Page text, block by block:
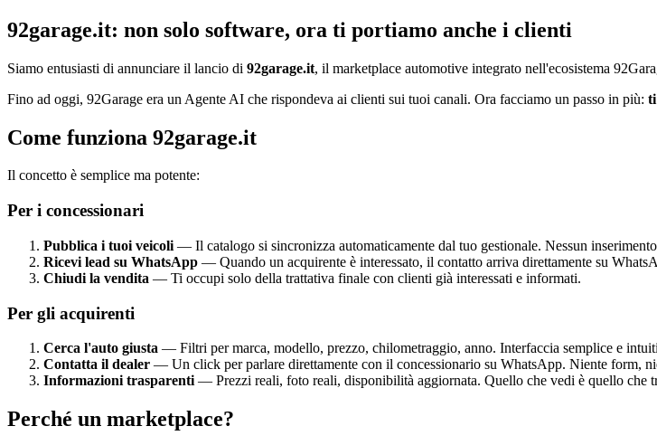
92garage.it: non solo software, ora ti portiamo anche i clienti
Siamo entusiasti di annunciare il lancio di 92garage.it, il marketplace automotive integrato nell'ecosistema
Fino ad oggi, 92Garage era un Agente AI che rispondeva ai clienti sui tuoi canali. Ora facciamo un passo in più:
Come funziona 92garage.it
Il concetto è semplice ma potente:
Per i concessionari
Pubblica i tuoi veicoli — Il catalogo si sincronizza automaticamente dal tuo gestionale. Nessun
Ricevi lead su WhatsApp — Quando un acquirente è interessato, il contatto arriva direttamente su
Chiudi la vendita — Ti occupi solo della trattativa finale con clienti già interessati e informati.
Per gli acquirenti
Cerca l'auto giusta — Filtri per marca, modello, prezzo, chilometraggio, anno. Interfaccia semplice e
Contatta il dealer — Un click per parlare direttamente con il concessionario su WhatsApp. Niente form,
Informazioni trasparenti — Prezzi reali, foto reali, disponibilità aggiornata. Quello che vedi è quello che
Perché un marketplace?